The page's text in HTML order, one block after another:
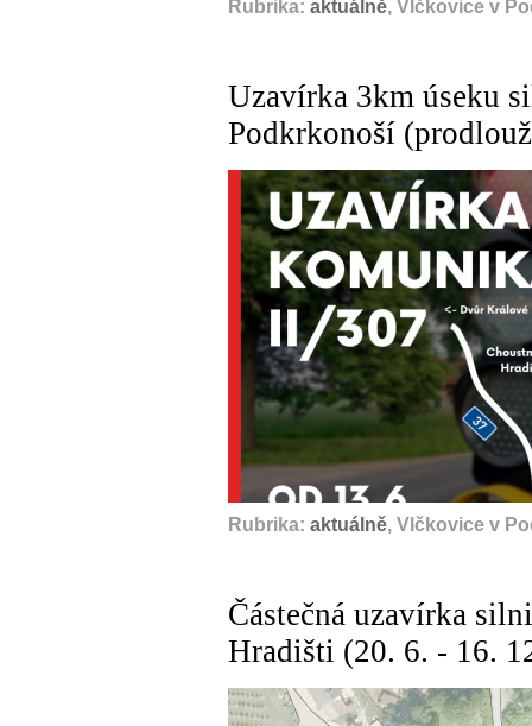
Rubrika: aktuálně, Vlčkovice v
Uzavírka 3km úseku
Podkrkonoší
Rubrika: aktuálně, Vlčkovice v
Částečná uzavírka
Hradišti (20. 6. - 16.